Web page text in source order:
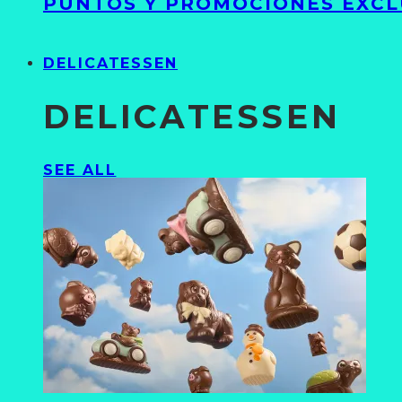
DELICATESSEN
DELICATESSEN
SEE ALL